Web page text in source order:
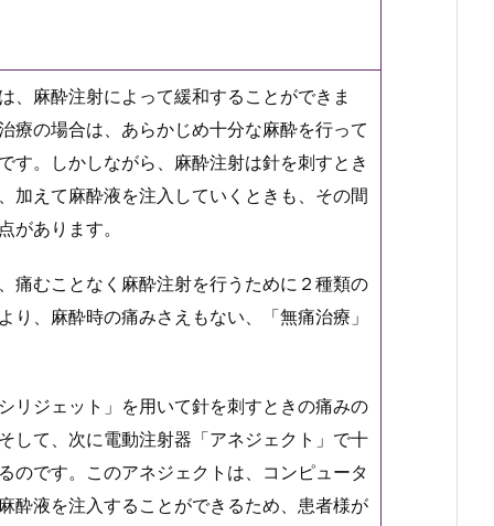
、麻酔注射によって緩和することができま
療の場合は、あらかじめ十分な麻酔を行って
す。しかしながら、麻酔注射は針を刺すとき
加えて麻酔液を注入していくときも、その間
があります。
痛むことなく麻酔注射を行うために２種類の
り、麻酔時の痛みさえもない、「無痛治療」
リジェット」を用いて針を刺すときの痛みの
して、次に電動注射器「アネジェクト」で十
のです。このアネジェクトは、コンピュータ
酔液を注入することができるため、患者様が